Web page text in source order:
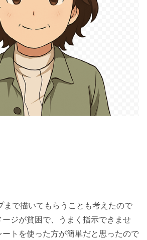
まで描いてもらうことも考えたので
ジが貧困で、うまく指示できませ
トを使った方が簡単だと思ったので